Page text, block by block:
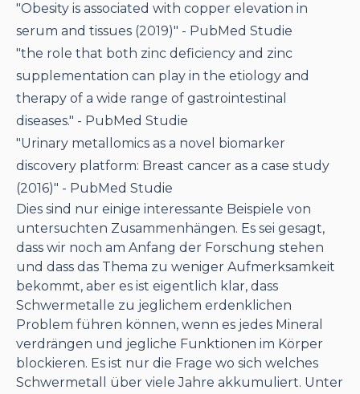
"Obesity is associated with copper elevation in
serum and tissues (2019)" - PubMed Studie
"the role that both zinc deficiency and zinc
supplementation can play in the etiology and
therapy of a wide range of gastrointestinal
diseases." - PubMed Studie
"Urinary metallomics as a novel biomarker
discovery platform: Breast cancer as a case study
(2016)" - PubMed Studie
Dies sind nur einige interessante Beispiele von
untersuchten Zusammenhängen. Es sei gesagt,
dass wir noch am Anfang der Forschung stehen
und dass das Thema zu weniger Aufmerksamkeit
bekommt, aber es ist eigentlich klar, dass
Schwermetalle zu jeglichem erdenklichen
Problem führen können, wenn es jedes Mineral
verdrängen und jegliche Funktionen im Körper
blockieren. Es ist nur die Frage wo sich welches
Schwermetall über viele Jahre akkumuliert. Unter